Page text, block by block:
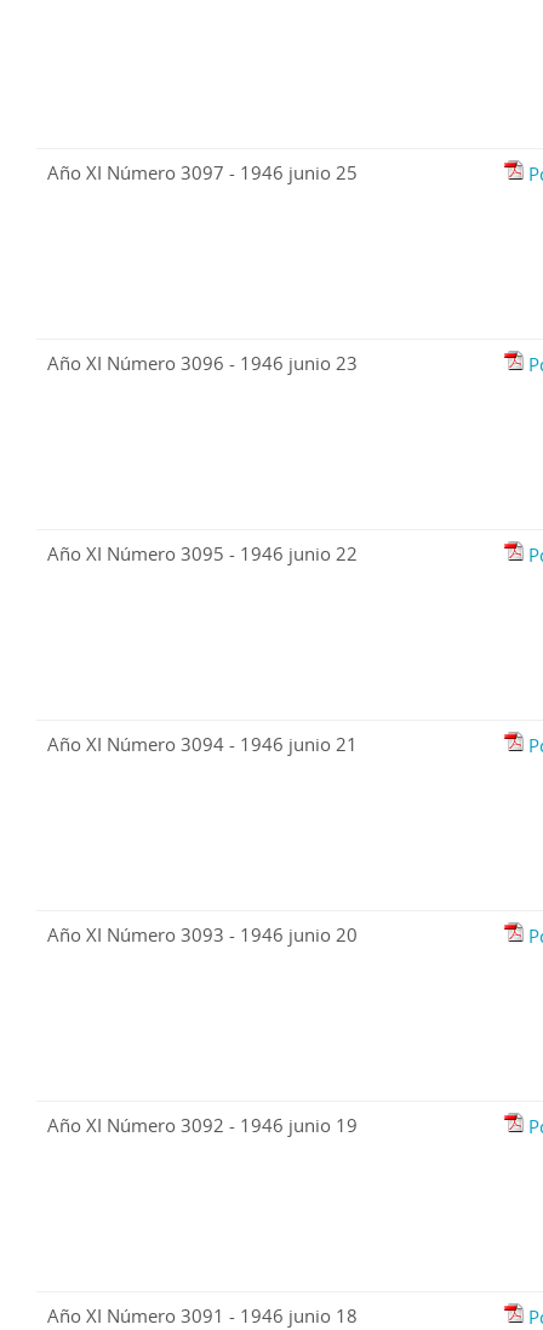
Año XI Número 3097 - 1946 junio 25
Año XI Número 3096 - 1946 junio 23
Año XI Número 3095 - 1946 junio 22
Año XI Número 3094 - 1946 junio 21
Año XI Número 3093 - 1946 junio 20
Año XI Número 3092 - 1946 junio 19
Año XI Número 3091 - 1946 junio 18